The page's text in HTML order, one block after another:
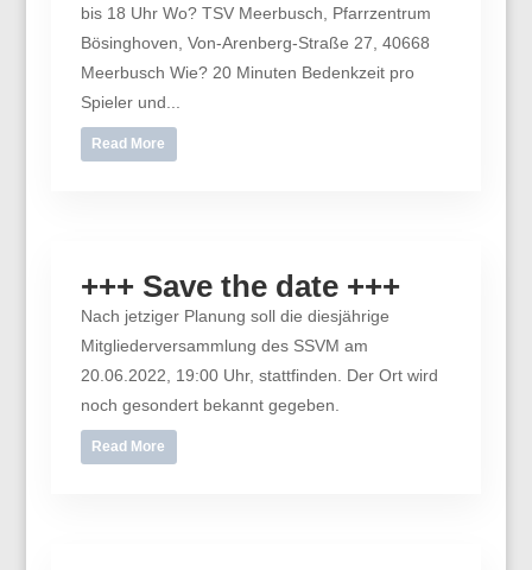
bis 18 Uhr Wo? TSV Meerbusch, Pfarrzentrum
Bösinghoven, Von-Arenberg-Straße 27, 40668
Meerbusch Wie? 20 Minuten Bedenkzeit pro
Spieler und...
Read More
+++ Save the date +++
Nach jetziger Planung soll die diesjährige
Mitgliederversammlung des SSVM am
20.06.2022, 19:00 Uhr, stattfinden. Der Ort wird
noch gesondert bekannt gegeben.
Read More